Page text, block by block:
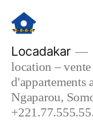
contenu
Locadakar
location –
d'appartements
Ngaparou,